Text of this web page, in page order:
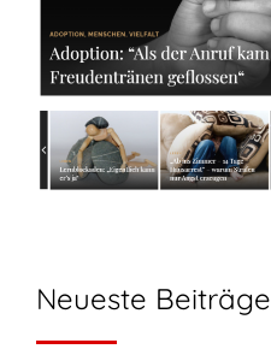
Neueste Beiträge